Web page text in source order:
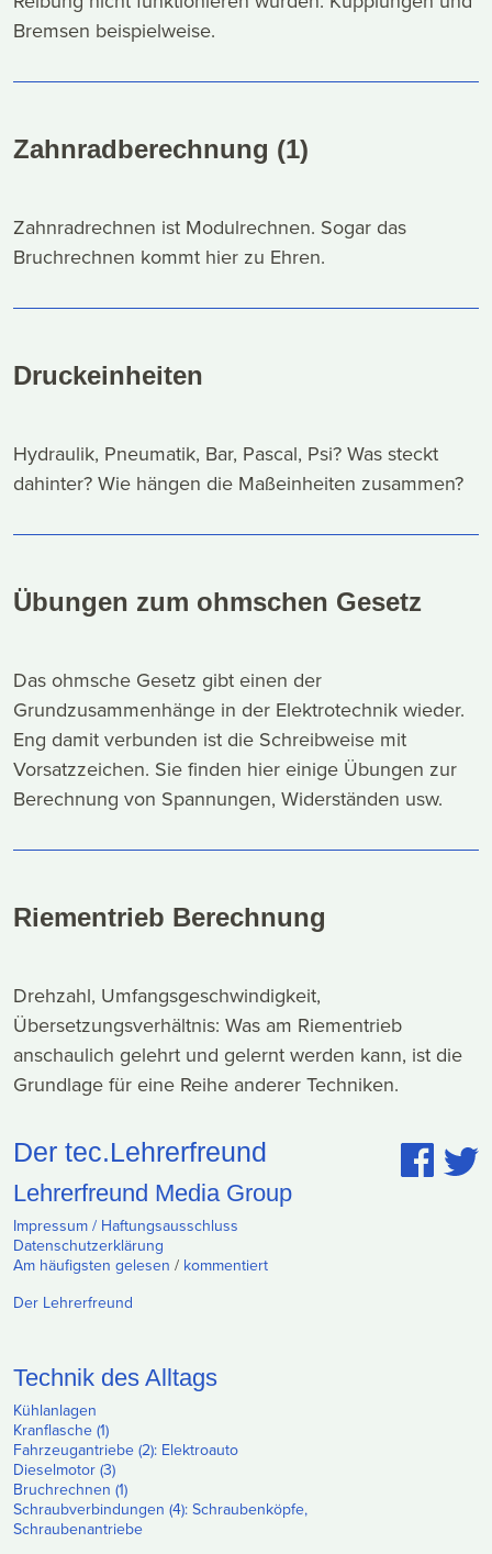
Bremsen beispielweise.
Zahnradberechnung (1)
Zahnradrechnen ist Modulrechnen. Sogar das
Bruchrechnen kommt hier zu Ehren.
Druckeinheiten
Hydraulik, Pneumatik, Bar, Pascal, Psi? Was steckt
dahinter? Wie hängen die Maßeinheiten zusammen?
Übungen zum ohmschen Gesetz
Das ohmsche Gesetz gibt einen der
Grundzusammenhänge in der Elektrotechnik wieder.
Eng damit verbunden ist die Schreibweise mit
Vorsatzzeichen. Sie finden hier einige Übungen zur
Berechnung von Spannungen, Widerständen usw.
Riementrieb Berechnung
Drehzahl, Umfangsgeschwindigkeit,
Übersetzungsverhältnis: Was am Riementrieb
anschaulich gelehrt und gelernt werden kann, ist die
Grundlage für eine Reihe anderer Techniken.
Der tec.Lehrerfreund
Lehrerfreund Media Group
Impressum / Haftungsausschluss
Datenschutzerklärung
Am häufigsten gelesen / kommentiert
Der Lehrerfreund
Technik des Alltags
Kühlanlagen
Kranflasche (1)
Fahrzeugantriebe (2): Elektroauto
Dieselmotor (3)
Bruchrechnen (1)
Schraubverbindungen (4): Schraubenköpfe,
Schraubenantriebe